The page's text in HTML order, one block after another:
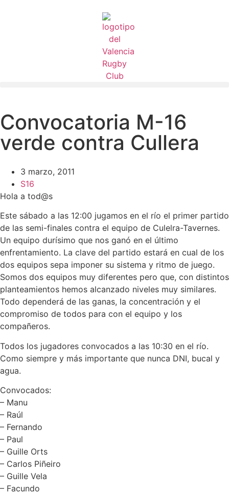
Convocatoria M-16
verde contra Cullera
3 marzo, 2011
S16
Hola a tod@s
Este sábado a las 12:00 jugamos en el río el primer partido
de las semi-finales contra el equipo de Culelra-Tavernes.
Un equipo durísimo que nos ganó en el último
enfrentamiento. La clave del partido estará en cual de los
dos equipos sepa imponer su sistema y ritmo de juego.
Somos dos equipos muy diferentes pero que, con distintos
planteamientos hemos alcanzado niveles muy similares.
Todo dependerá de las ganas, la concentración y el
compromiso de todos para con el equipo y los
compañeros.
Todos los jugadores convocados a las 10:30 en el río.
Como siempre y más importante que nunca DNI, bucal y
agua.
Convocados:
– Manu
– Raúl
– Fernando
– Paul
– Guille Orts
– Carlos Piñeiro
– Guille Vela
– Facundo